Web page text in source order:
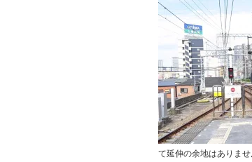
て延伸の余地はありま